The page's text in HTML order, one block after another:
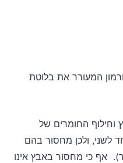
המעורר את בלוטת
החומרים של
לשני, ולכן מחסור בהם
אף כי מחסור באבץ אינו